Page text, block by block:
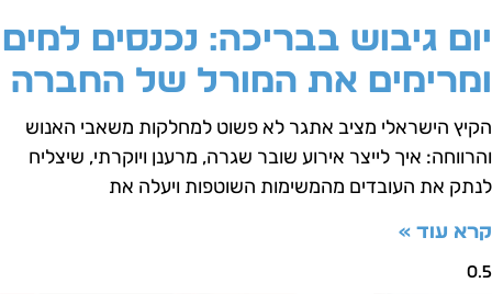
גיבוש בבריכה: נכנסים למים
את המורל של החברה
הישראלי מציב אתגר לא פשוט למחלקות משאבי האנוש
איך לייצר אירוע שובר שגרה, מרענן ויוקרתי, שיצליח
את העובדים מהמשימות השוטפות ויעלה את
עוד »